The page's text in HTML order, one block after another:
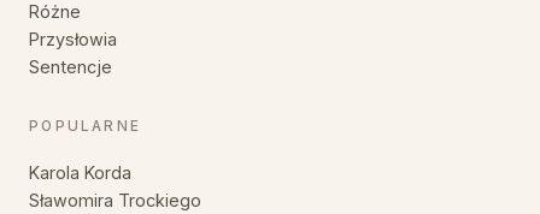
Różne
Przysłowia
Sentencje
POPULARNE
Karola Korda
Sławomira Trockiego